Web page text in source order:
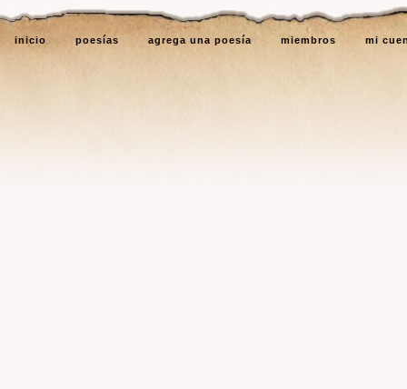
inicio poesías agrega una poesía miembros mi